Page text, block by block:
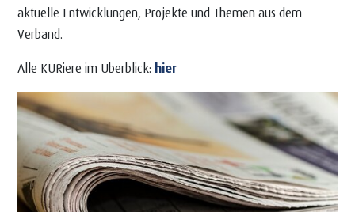
aktuelle Entwicklungen, Projekte und Themen aus dem
Verband.
Alle KURiere im Überblick: hier